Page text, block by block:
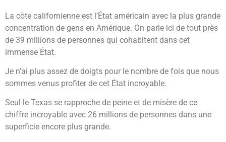
La côte californienne est l’État américain avec la plus grande
concentration de gens en Amérique. On parle ici de tout près
de 39 millions de personnes qui cohabitent dans cet
immense État.
Je n’ai plus assez de doigts pour le nombre de fois que nous
sommes venus profiter de cet État incroyable.
Seul le Texas se rapproche de peine et de misère de ce
chiffre incroyable avec 26 millions de personnes dans une
superficie encore plus grande.